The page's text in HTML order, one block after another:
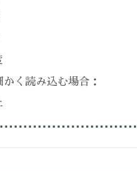
く読み込む場合：